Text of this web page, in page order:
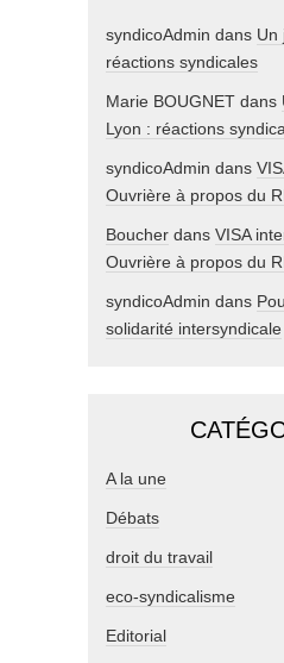
syndicoAdmin dans Un
réactions syndicales
Marie BOUGNET dans
Lyon : réactions
syndicoAdmin dans
Ouvrière à propos du
Boucher dans VISA
Ouvrière à propos du
syndicoAdmin dans
solidarité intersyndicale
A la une
Débats
droit du travail
eco-syndicalisme
Editorial